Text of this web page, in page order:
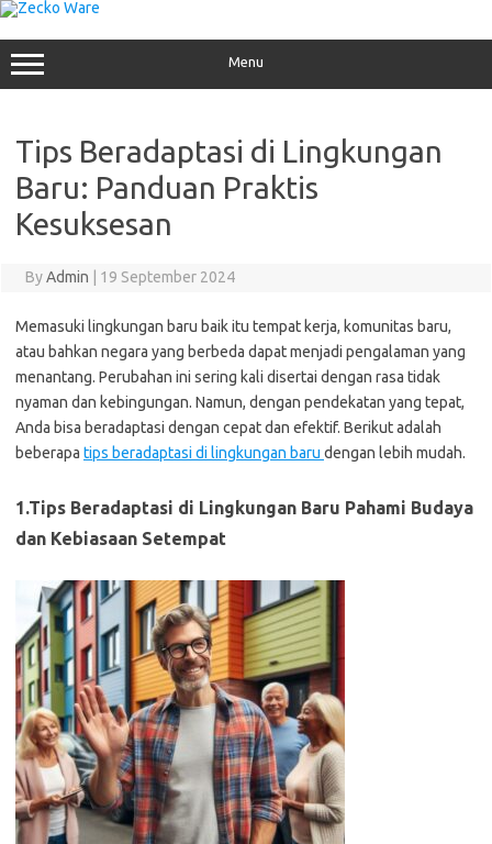
Skip
to
content
Menu
Tips Beradaptasi di Lingkungan
Baru: Panduan Praktis
Kesuksesan
ByAdmin 19 September 2024
Memasuki lingkungan baru baik itu tempat kerja, komunitas baru,
atau bahkan negara yang berbeda dapat menjadi pengalaman yang
menantang. Perubahan ini sering kali disertai dengan rasa tidak
nyaman dan kebingungan. Namun, dengan pendekatan yang tepat,
Anda bisa beradaptasi dengan cepat dan efektif. Berikut adalah
beberapa tips beradaptasi di lingkungan baru dengan lebih mudah.
1.Tips Beradaptasi di Lingkungan Baru Pahami Budaya
dan Kebiasaan Setempat